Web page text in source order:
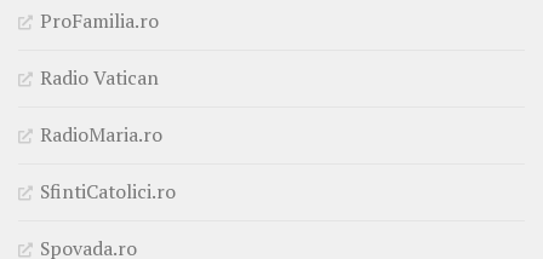
ProFamilia.ro
Radio Vatican
RadioMaria.ro
SfintiCatolici.ro
Spovada.ro